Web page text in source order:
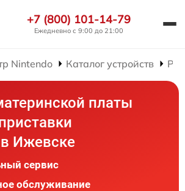
+7 (800) 101-14-79
Ежедневно с 9:00 до 21:00
Nintendo Каталог устройств
платы
Ижевске
сервис
обслуживание